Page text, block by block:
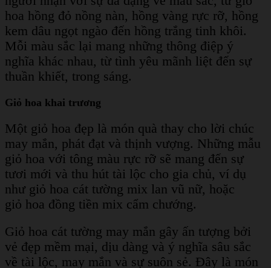
hoa hồng đỏ nồng nàn, hồng vàng rực rỡ, hồng
kem dâu ngọt ngào đến hồng trắng tinh khôi.
Mỗi màu sắc lại mang những thông điệp ý
nghĩa khác nhau, từ tình yêu mãnh liệt đến sự
thuần khiết, trong sáng.
Giỏ hoa khai trương
Một giỏ hoa đẹp là món quà thay cho lời chúc
may mắn, phát đạt và thịnh vượng. Những mẫu
giỏ hoa với tông màu rực rỡ sẽ mang đến sự
tươi mới và thu hút tài lộc cho gia chủ, ví dụ
như giỏ hoa cát tường mix lan vũ nữ, hoặc
giỏ hoa đồng tiền mix cẩm chướng.
Giỏ hoa cát tường may mắn gây ấn tượng bởi
vẻ đẹp mềm mại, dịu dàng và ý nghĩa sâu sắc
về tài lộc, may mắn và sự suôn sẻ. Đây là món